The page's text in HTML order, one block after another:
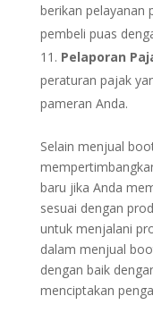
berikan pelayanan
pembeli puas
Pelaporan
peraturan pajak
pameran Anda.
Selain menjual
baru jika Anda
sesuai dengan
untuk menjalani
dalam menjual
dengan baik
menciptakan